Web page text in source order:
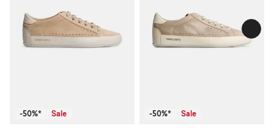
-50%* Sale -50%* Sale